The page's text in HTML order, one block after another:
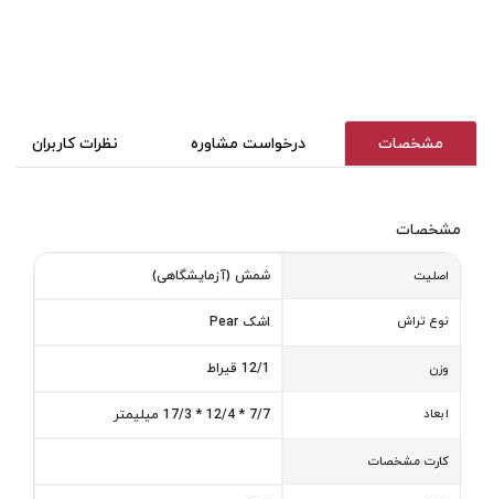
مشخصات درخواست مشاوره نظرات کاربران
مشخصات
اصلیت شمش (آزمایشگاهی)
نوع تراش اشک Pear
وزن 12/1 قیراط
ابعاد 7/7 * 12/4 * 17/3 میلیمتر
کارت مشخصات